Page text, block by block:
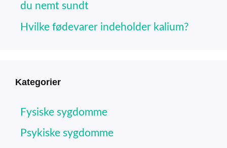
du nemt sundt
Hvilke fødevarer indeholder kalium?
Kategorier
Fysiske sygdomme
Psykiske sygdomme